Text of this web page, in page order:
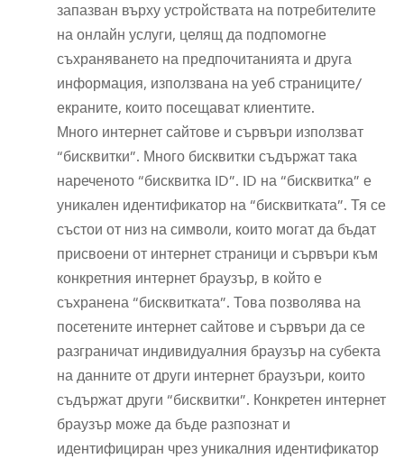
запазван върху устройствата на потребителите
на онлайн услуги, целящ да подпомогне
съхраняването на предпочитанията и друга
информация, използвана на уеб страниците/
екраните, които посещават клиентите.
Много интернет сайтове и сървъри използват
“бисквитки”. Много бисквитки съдържат така
нареченото “бисквитка ID”. ID на “бисквитка” е
уникален идентификатор на “бисквитката”. Тя се
състои от низ на символи, които могат да бъдат
присвоени от интернет страници и сървъри към
конкретния интернет браузър, в който е
съхранена “бисквитката”. Това позволява на
посетените интернет сайтове и сървъри да се
разграничат индивидуалния браузър на субекта
на данните от други интернет браузъри, които
съдържат други “бисквитки”. Конкретен интернет
браузър може да бъде разпознат и
идентифициран чрез уникалния идентификатор